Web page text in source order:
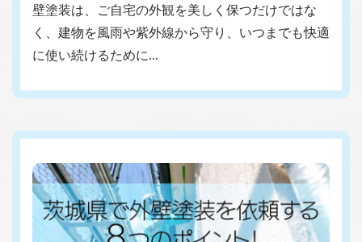
壁塗装は、ご自宅の外観を美しく保つだけではな
く、建物を風雨や紫外線から守り、いつまでも快適
に使い続けるために…